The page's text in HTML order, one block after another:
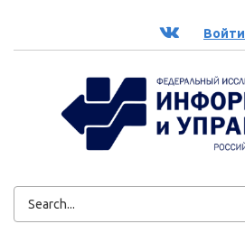
ВК Войти
ФОРМА